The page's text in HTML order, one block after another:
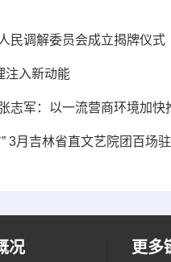
民调解委员会成立揭牌仪式
注入新动能
志军：以一流营商环境加快
3月吉林省直文艺院团百场
况 更多